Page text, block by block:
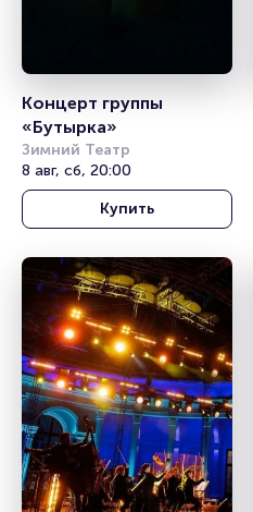
Концерт группы
«Бутырка»
Зимний Театр
8 авг, сб, 20:00
Купить